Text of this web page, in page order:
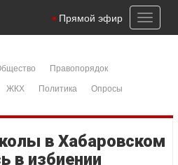
Toggle
Прямой эфир
Правопорядок
ЖКХ Политика
Опросы
в Хабаровском
в избиении